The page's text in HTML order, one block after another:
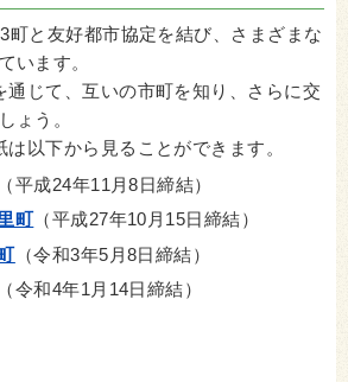
町と友好都市協定を結び、さまざまな
います。
通じて、互いの市町を知り、さらに交
ょう。
以下から見ることができます。
（平成24年11月8日締結）
町 （平成27年10月15日締結）
（令和3年5月8日締結）
（令和4年1月14日締結）